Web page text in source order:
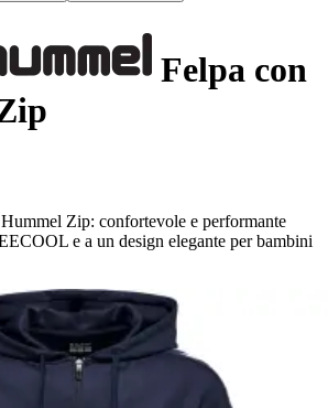
Felpa con
Zip: confortevole e performante
e a un design elegante per bambini